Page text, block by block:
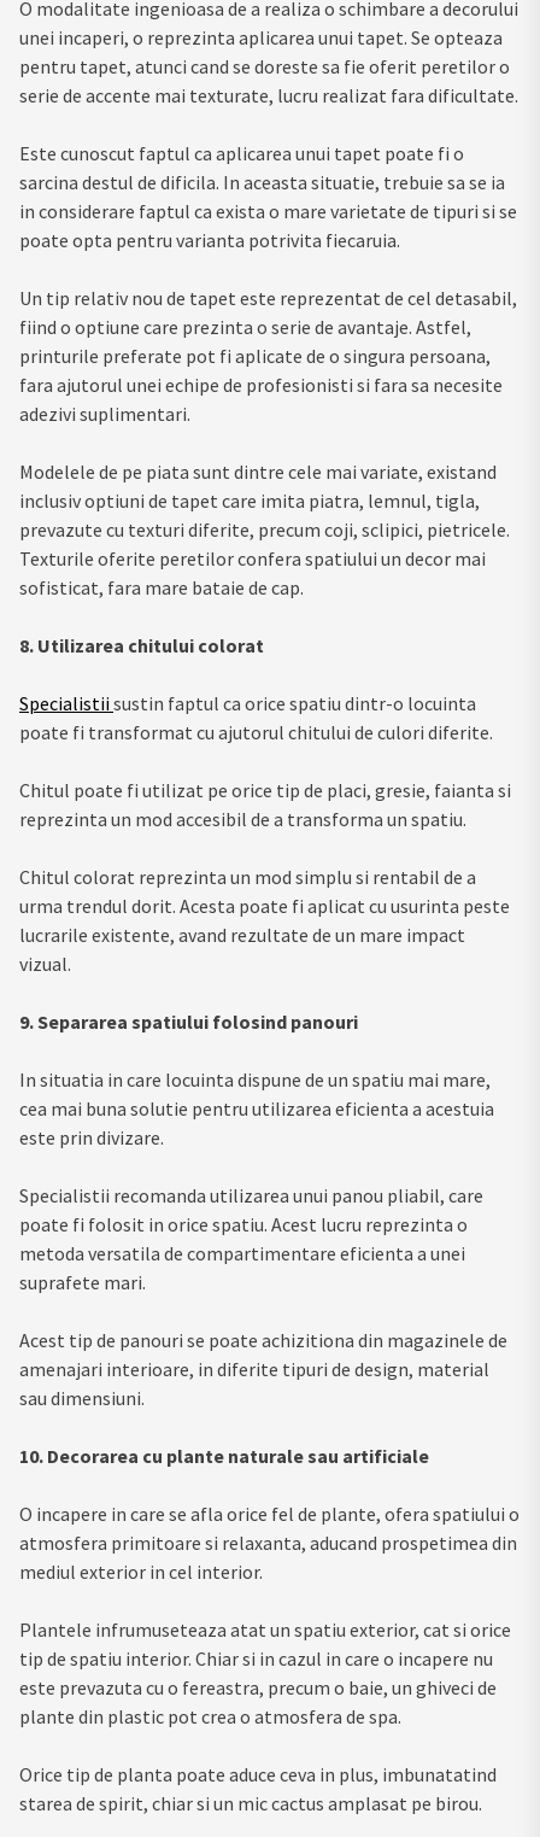
O modalitate ingenioasa de a realiza o schimbare a decorului
unei incaperi, o reprezinta aplicarea unui tapet. Se opteaza
pentru tapet, atunci cand se doreste sa fie oferit peretilor o
serie de accente mai texturate, lucru realizat fara dificultate.
Este cunoscut faptul ca aplicarea unui tapet poate fi o
sarcina destul de dificila. In aceasta situatie, trebuie sa se ia
in considerare faptul ca exista o mare varietate de tipuri si se
poate opta pentru varianta potrivita fiecaruia.
Un tip relativ nou de tapet este reprezentat de cel detasabil,
fiind o optiune care prezinta o serie de avantaje. Astfel,
printurile preferate pot fi aplicate de o singura persoana,
fara ajutorul unei echipe de profesionisti si fara sa necesite
adezivi suplimentari.
Modelele de pe piata sunt dintre cele mai variate, existand
inclusiv optiuni de tapet care imita piatra, lemnul, tigla,
prevazute cu texturi diferite, precum coji, sclipici, pietricele.
Texturile oferite peretilor confera spatiului un decor mai
sofisticat, fara mare bataie de cap.
8. Utilizarea chitului colorat
Specialistii sustin faptul ca orice spatiu dintr-o locuinta
poate fi transformat cu ajutorul chitului de culori diferite.
Chitul poate fi utilizat pe orice tip de placi, gresie, faianta si
reprezinta un mod accesibil de a transforma un spatiu.
Chitul colorat reprezinta un mod simplu si rentabil de a
urma trendul dorit. Acesta poate fi aplicat cu usurinta peste
lucrarile existente, avand rezultate de un mare impact
vizual.
9. Separarea spatiului folosind panouri
In situatia in care locuinta dispune de un spatiu mai mare,
cea mai buna solutie pentru utilizarea eficienta a acestuia
este prin divizare.
Specialistii recomanda utilizarea unui panou pliabil, care
poate fi folosit in orice spatiu. Acest lucru reprezinta o
metoda versatila de compartimentare eficienta a unei
suprafete mari.
Acest tip de panouri se poate achizitiona din magazinele de
amenajari interioare, in diferite tipuri de design, material
sau dimensiuni.
10. Decorarea cu plante naturale sau artificiale
O incapere in care se afla orice fel de plante, ofera spatiului o
atmosfera primitoare si relaxanta, aducand prospetimea din
mediul exterior in cel interior.
Plantele infrumuseteaza atat un spatiu exterior, cat si orice
tip de spatiu interior. Chiar si in cazul in care o incapere nu
este prevazuta cu o fereastra, precum o baie, un ghiveci de
plante din plastic pot crea o atmosfera de spa.
Orice tip de planta poate aduce ceva in plus, imbunatatind
starea de spirit, chiar si un mic cactus amplasat pe birou.